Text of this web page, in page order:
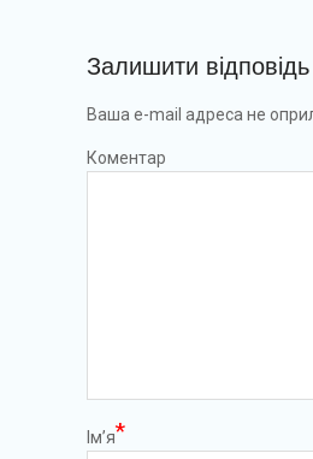
Залишити відповідь
Ваша e-mail адреса не
Коментар
Ім’я*